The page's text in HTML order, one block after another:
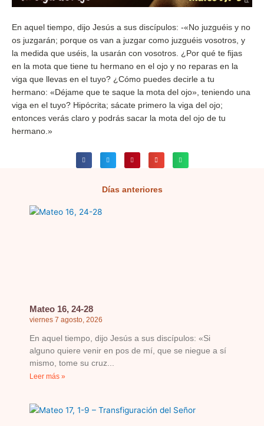
En aquel tiempo, dijo Jesús a sus discípulos: -«No juzguéis y no
os juzgarán; porque os van a juzgar como juzguéis vosotros, y
la medida que uséis, la usarán con vosotros. ¿Por qué te fijas
en la mota que tiene tu hermano en el ojo y no reparas en la
viga que llevas en el tuyo? ¿Cómo puedes decirle a tu
hermano: «Déjame que te saque la mota del ojo», teniendo una
viga en el tuyo? Hipócrita; sácate primero la viga del ojo;
entonces verás claro y podrás sacar la mota del ojo de tu
hermano.»
Días anteriores
Mateo 16, 24-28
viernes 7 agosto, 2026
En aquel tiempo, dijo Jesús a sus discípulos: «Si
alguno quiere venir en pos de mí, que se niegue a sí
mismo, tome su cruz
Leer más »